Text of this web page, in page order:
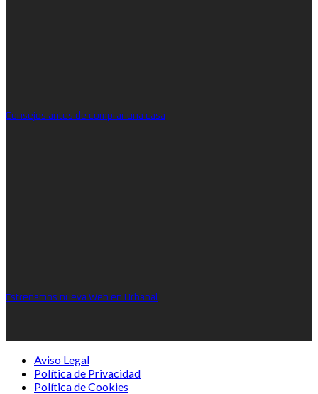
Consejos antes de comprar una casa
Estrenamos nueva Web en Urbanal
Aviso Legal
Política de Privacidad
Política de Cookies